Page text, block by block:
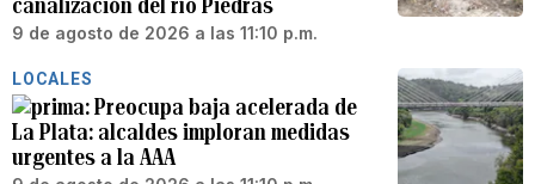
canalización del río Piedras
9 de agosto de 2026 a las 11:10 p.m.
LOCALES
Preocupa baja acelerada de
La Plata: alcaldes imploran medidas
urgentes a la AAA